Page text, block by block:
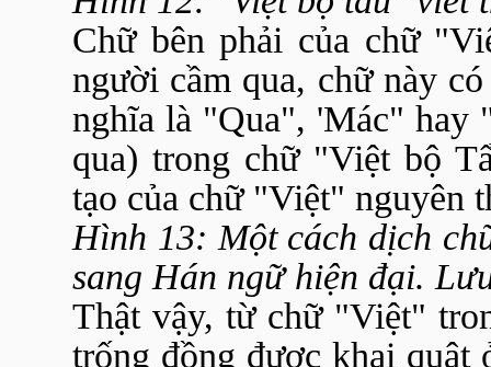
Chữ bên phải của chữ
người cầm qua, chữ này
nghĩa là "Qua", 'Mác" hay
qua) trong chữ "Việt bộ
tạo của chữ "Việt" nguyên
Hình 13: Một cách dịch
sang Hán ngữ hiện đại.
Thật vậy, từ chữ "Việt"
trống đồng được khai